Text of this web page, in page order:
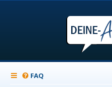
FAQ